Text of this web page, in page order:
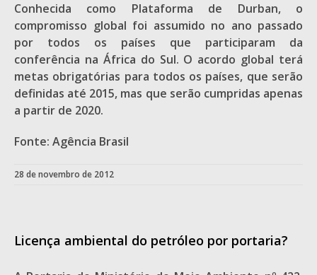
Conhecida como Plataforma de Durban, o
compromisso global foi assumido no ano passado
por todos os países que participaram da
conferência na África do Sul. O acordo global terá
metas obrigatórias para todos os países, que serão
definidas até 2015, mas que serão cumpridas apenas
a partir de 2020.
Fonte: Agência Brasil
28 de novembro de 2012
Licença ambiental do petróleo por portaria?